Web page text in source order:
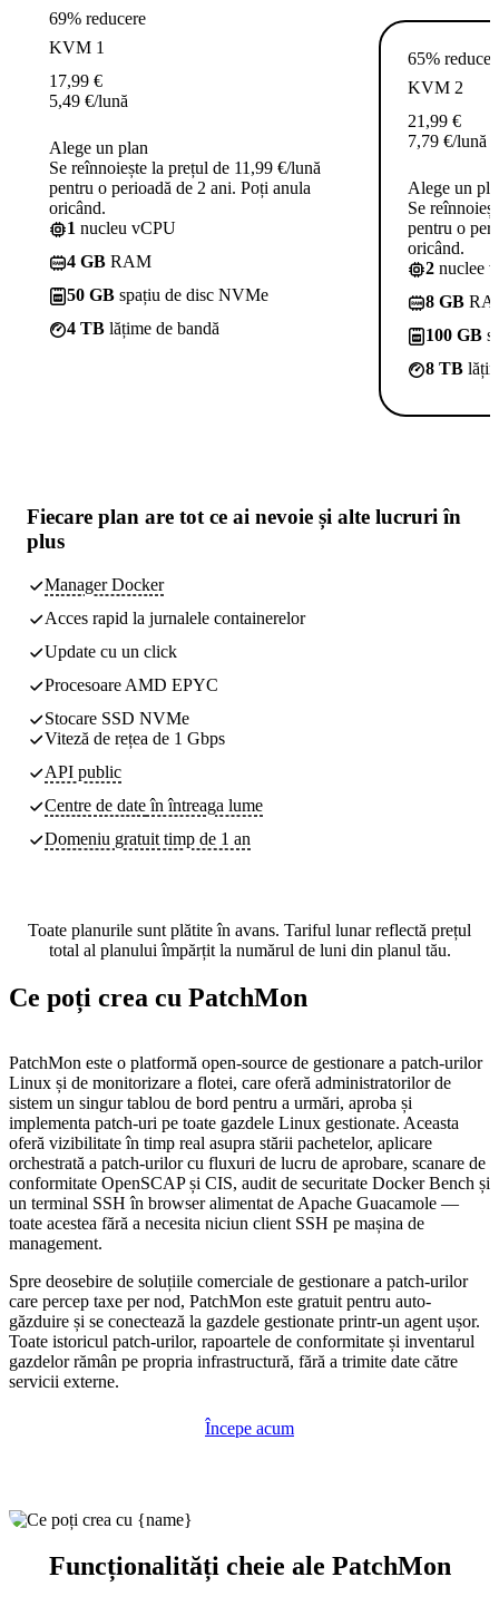
69% reducere
KVM 1
17,99 €
5,49 €/lună
Alege un plan
Se reînnoiește la prețul de 11,99 €/lună
pentru o perioadă de 2 ani. Poți anula
oricând.
1 nucleu vCPU
4 GB RAM
50 GB spațiu de disc NVMe
4 TB lățime de bandă
65%
KVM 2
21,99 €
7,79 €/lună
Alege un
Se
pentru o
oricând.
2 nuclee
8 GB
100 GB
8 TB
Fiecare plan are tot ce ai nevoie și alte lucruri în
plus
Manager Docker
Acces rapid la jurnalele containerelor
Update cu un click
Procesoare AMD EPYC
Stocare SSD NVMe
Viteză de rețea de 1 Gbps
API public
Centre de dateîn întreaga lume
Domeniu gratuit timp de 1 an
Toate planurile sunt plătite în avans. Tariful lunar reflectă prețul
total al planului împărțit la numărul de luni din planul tău.
Ce poți crea cu PatchMon
PatchMon este o platformă open-source de gestionare a patch-urilor
Linux și de monitorizare a flotei, care oferă administratorilor de
sistem un singur tablou de bord pentru a urmări, aproba și
implementa patch-uri pe toate gazdele Linux gestionate. Aceasta
oferă vizibilitate în timp real asupra stării pachetelor, aplicare
orchestrată a patch-urilor cu fluxuri de lucru de aprobare, scanare de
conformitate OpenSCAP și CIS, audit de securitate Docker Bench și
un terminal SSH în browser alimentat de Apache Guacamole —
toate acestea fără a necesita niciun client SSH pe mașina de
management.
Spre deosebire de soluțiile comerciale de gestionare a patch-urilor
care percep taxe per nod, PatchMon este gratuit pentru auto-
găzduire și se conectează la gazdele gestionate printr-un agent ușor.
Toate istoricul patch-urilor, rapoartele de conformitate și inventarul
gazdelor rămân pe propria infrastructură, fără a trimite date către
servicii externe.
Începe acum
Funcționalități cheie ale PatchMon